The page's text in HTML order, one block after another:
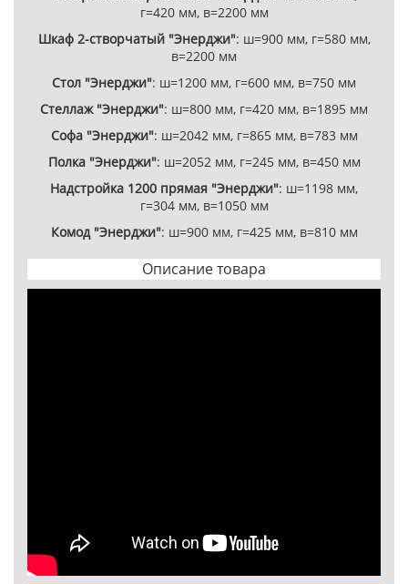
г=420 мм, в=2200 мм
Шкаф 2-створчатый "Энерджи": ш=900 мм, г=580 мм,
в=2200 мм
Стол "Энерджи": ш=1200 мм, г=600 мм, в=750 мм
Стеллаж "Энерджи": ш=800 мм, г=420 мм, в=1895 мм
Софа "Энерджи": ш=2042 мм, г=865 мм, в=783 мм
Полка "Энерджи": ш=2052 мм, г=245 мм, в=450 мм
Надстройка 1200 прямая "Энерджи": ш=1198 мм,
г=304 мм, в=1050 мм
Комод "Энерджи": ш=900 мм, г=425 мм, в=810 мм
Описание товара